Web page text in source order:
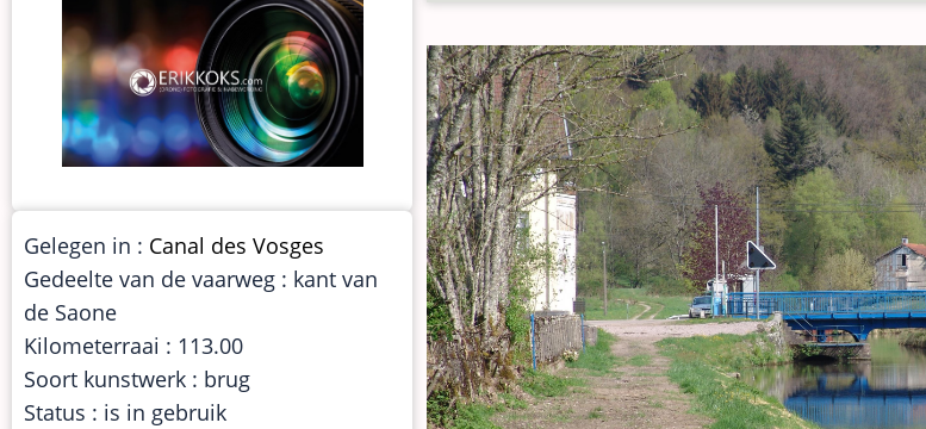
Gelegen in : Canal des Vosges
Gedeelte van de vaarweg : kant van
de Saone
Kilometerraai : 113.00
Soort kunstwerk : brug
Status : is in gebruik